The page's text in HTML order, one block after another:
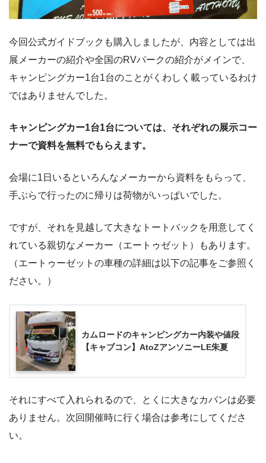
今回公式ガイドブックも購入しましたが、内容としては出
展メーカーの紹介や全国のRVパークの紹介がメインで、
キャンピングカー1台1台のことがくわしく載っているわけ
ではありませんでした。
キャンピングカー1台1台については、それぞれの展示コー
ナーで資料を無料でもらえます。
会場に1日いるといろんなメーカーから資料をもらって、
手ぶらで行ったのに帰りは荷物がいっぱいでした。
ですが、それを見越して大きなトートバックを用意してく
れている親切なメーカー（エートゥゼット）もあります。
（エートゥーゼットの車種の詳細は以下の記事をご参照く
ださい。）
カムロードのキャンピングカー内装や値段
【キャブコン】AtoZアンソニーLE朱夏
それにすべて入れられるので、とくに大きなカバンは必要
ありません。次回開催時に行く場合は参考にしてくださ
い。